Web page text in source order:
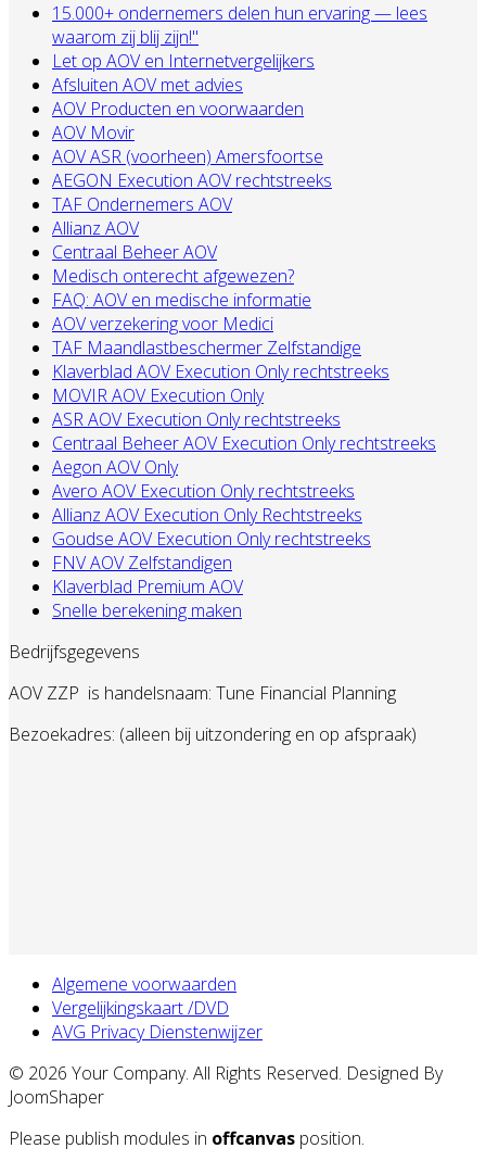
15.000+ ondernemers delen hun ervaring — lees
waarom zij blij zijn!"
Let op AOV en Internetvergelijkers
Afsluiten AOV met advies
AOV Producten en voorwaarden
AOV Movir
AOV ASR (voorheen) Amersfoortse
AEGON Execution AOV rechtstreeks
TAF Ondernemers AOV
Allianz AOV
Centraal Beheer AOV
Medisch onterecht afgewezen?
FAQ: AOV en medische informatie
AOV verzekering voor Medici
TAF Maandlastbeschermer Zelfstandige
Klaverblad AOV Execution Only rechtstreeks
MOVIR AOV Execution Only
ASR AOV Execution Only rechtstreeks
Centraal Beheer AOV Execution Only rechtstreeks
Aegon AOV Only
Avero AOV Execution Only rechtstreeks
Allianz AOV Execution Only Rechtstreeks
Goudse AOV Execution Only rechtstreeks
FNV AOV Zelfstandigen
Klaverblad Premium AOV
Snelle berekening maken
Bedrijfsgegevens
AOV ZZP is handelsnaam: Tune Financial Planning
Bezoekadres: (alleen bij uitzondering en op afspraak)
Algemene voorwaarden
Vergelijkingskaart /DVD
AVG Privacy Dienstenwijzer
© 2026 Your Company. All Rights Reserved. Designed By
JoomShaper
Please publish modules in offcanvas position.